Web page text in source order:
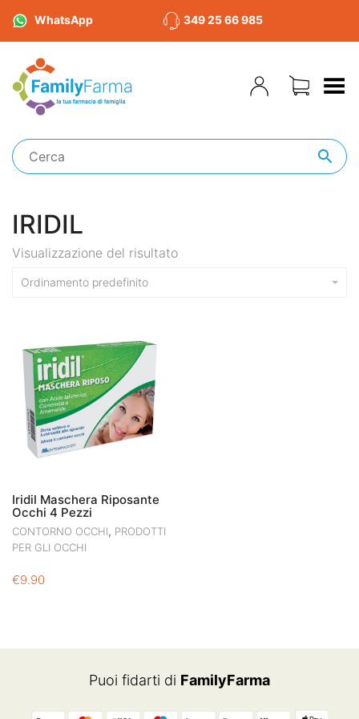
WhatsApp 349 25 66 985
Toggle Menu
IRIDIL
Visualizzazione del risultato
Ordinamento predefinito
Iridil Maschera Riposante
Occhi 4 Pezzi
CONTORNO OCCHI, PRODOTTI
PER GLI OCCHI
€9.90
Puoi fidarti di FamilyFarma